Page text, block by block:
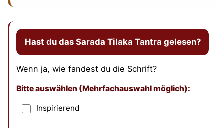
Hast du das Sarada Tilaka Tantra gelesen?
Wenn ja, wie fandest du die Schrift?
Dieses Feld bitte leer lassen
Bitte auswählen (Mehrfachauswahl möglich):
Inspirierend